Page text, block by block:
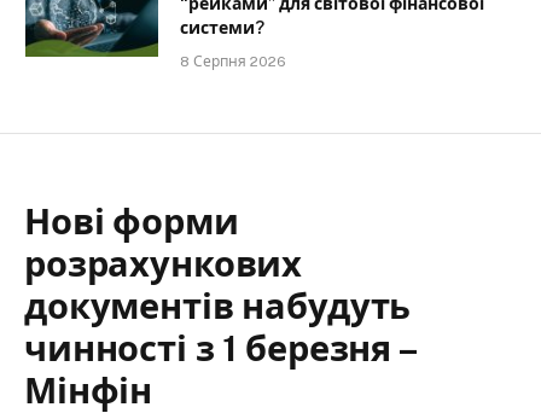
системи?
8 Серпня 2026
Нові форми
розрахункових
документів набудуть
чинності з 1 березня –
Мінфін